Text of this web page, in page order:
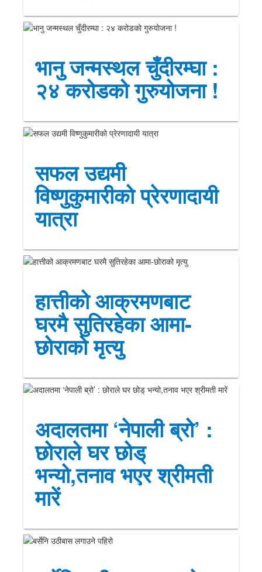
भानु जन्मस्थल चुँदीरम्घा :
२४ करोडको गुरुयोजना !
सफल उद्यमी
विष्णुकुमारीको प्रेरणादायी
यात्रा
हात्तीको आक्रमणबाट
घरमै सुतिरहेका आमा-
छोराको मृत्यु
अदालतमा ‘नेपाली ब्रो’ :
छोराले घर छोड्
भन्यो,तनाव भएर श्रीमती
मारें